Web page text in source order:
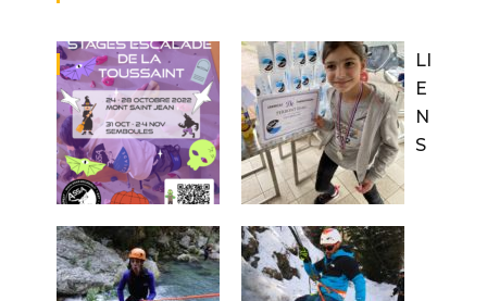
LI
E
N
S